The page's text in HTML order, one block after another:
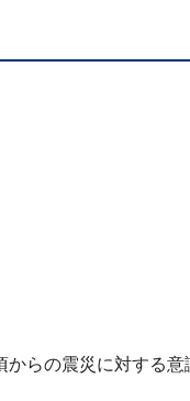
の震災に対する